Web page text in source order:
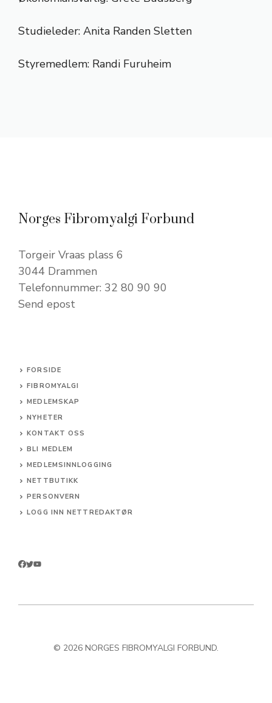
Studieleder: Anita Randen Sletten
Styremedlem: Randi Furuheim
Norges Fibromyalgi Forbund
Torgeir Vraas plass 6
3044 Drammen
Telefonnummer: 32 80 90 90
Send epost
FORSIDE
FIBROMYALGI
MEDLEMSKAP
NYHETER
KONTAKT OSS
BLI MEDLEM
MEDLEMSINNLOGGING
NETTBUTIKK
PERSONVERN
LOGG INN NETTREDAKTØR
© 2026 NORGES FIBROMYALGI FORBUND.